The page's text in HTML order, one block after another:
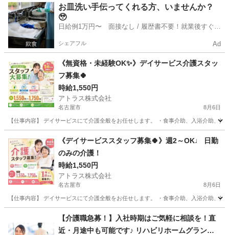
愛知 名古屋市 介護 スタッフ
お皿洗い手伝ってくれる方、いませんか？
🥹
日給例1万円〜 面接なし / 履歴書不要！就業後すぐに
シェアフル Ad
《無資格・未経験OK✨》デイサービス介護スタッ
フ募集🍀
時給1,550円
アトラス株式会社
名古屋市 8月6日
【仕事内容】 デイサービスにて介護全般をお任せします。 ・食事介助、入浴介助、
介護
《デイサービススタッフ募集🍀》週2～OK♩ 日勤
のみの介護！
時給1,550円
アトラス株式会社
名古屋市 8月6日
【仕事内容】 デイサービスにて介護全般をお任せします。 ・食事介助、入浴介助、
介護
【介護職急募！】入社時期はご気軽に相談を！直
近・月途中も可能です♪ リハビリホームグランダ